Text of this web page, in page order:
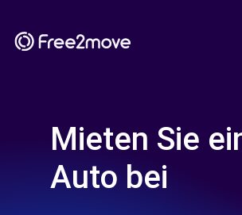
Mieten Sie
Auto bei